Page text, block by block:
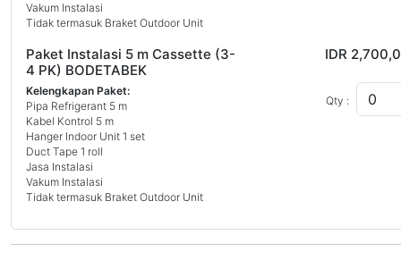
Vakum Instalasi
Tidak termasuk Braket Outdoor Unit
Paket Instalasi 5 m Cassette (3-
4 PK) BODETABEK
Kelengkapan Paket:
Pipa Refrigerant 5 m
Kabel Kontrol 5 m
Hanger Indoor Unit 1 set
Duct Tape 1 roll
Jasa Instalasi
Vakum Instalasi
Tidak termasuk Braket Outdoor Unit
IDR
Qty :